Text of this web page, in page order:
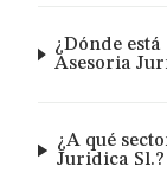
¿Dónde
Asesoria
¿A qué
Juridica Sl.?